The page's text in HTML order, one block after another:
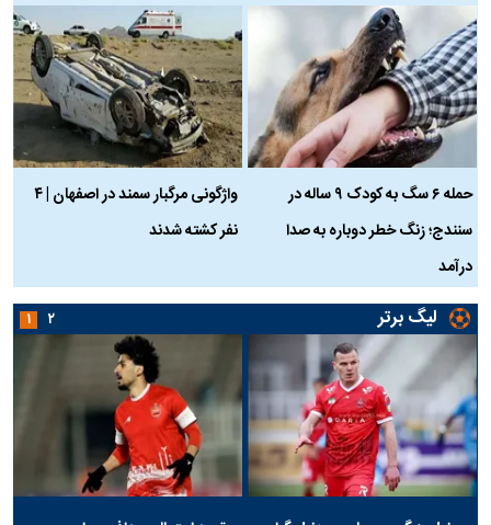
حمله ۶ سگ به کودک ۹ ساله در
سنندج؛ زنگ خطر دوباره به صدا
درآمد
واژگونی مرگبار سمند در اصفهان | ۴
نفر کشته شدند
لیگ برتر ۱ ۲